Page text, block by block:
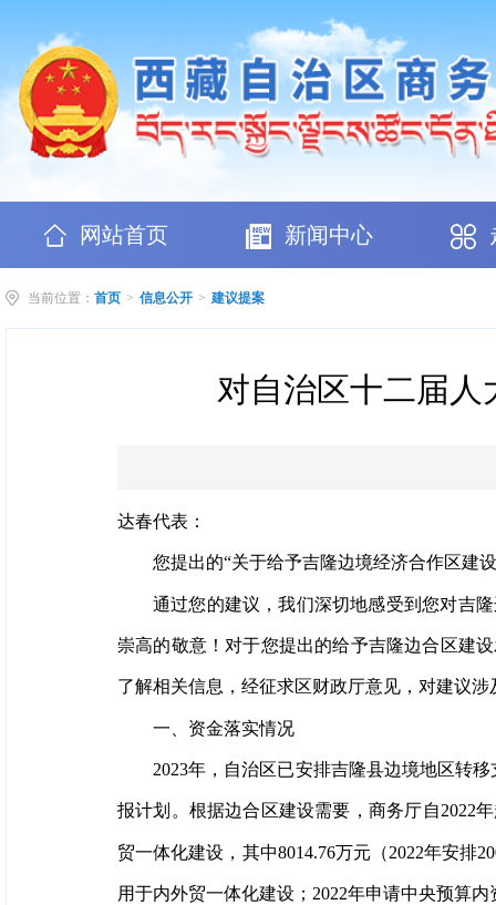
网站首页 新闻中心
当前位置： 首页 > 信息公开 > 建议提案
对自治区十二届人
达春代表：
您提出的“关于给予吉隆边境经济合作区建
通过您的建议，我们深切地感受到您对吉
崇高的敬意！对于您提出的给予吉隆边合区建
了解相关信息，经征求区财政厅意见，对建议
一、资金落实情况
2023年，自治区已安排吉隆县边境地区转
报计划。根据边合区建设需要，商务厅自2022
贸一体化建设，其中8014.76万元（2022年安排
用于内外贸一体化建设；2022年申请中央预算